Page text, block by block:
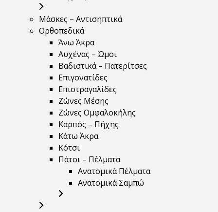
Μάσκες – Αντισηπτικά
Ορθοπεδικά
Άνω Άκρα
Αυχένας – Ώμοι
Βαδιστικά – Πατερίτσες
Επιγονατίδες
Επιστραγαλίδες
Ζώνες Μέσης
Ζώνες Ομφαλοκήλης
Καρπός – Πήχης
Κάτω Άκρα
Κότσι
Πάτοι – Πέλματα
Ανατομικά Πέλματα
Ανατομικά Σαμπώ